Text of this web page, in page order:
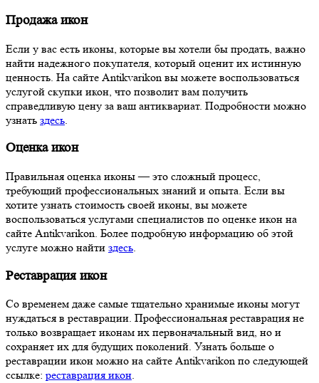
Продажа икон
Если у вас есть иконы, которые вы хотели бы продать, важно
найти надежного покупателя, который оценит их истинную
ценность. На сайте Antikvarikon вы можете воспользоваться
услугой скупки икон, что позволит вам получить
справедливую цену за ваш антиквариат. Подробности можно
узнать здесь
Оценка икон
Правильная оценка иконы — это сложный процесс,
требующий профессиональных знаний и опыта. Если вы
хотите узнать стоимость своей иконы, вы можете
воспользоваться услугами специалистов по оценке икон на
сайте Antikvarikon. Более подробную информацию об этой
услуге можно найти здесь.
Реставрация икон
Со временем даже самые тщательно хранимые иконы могут
нуждаться в реставрации. Профессиональная реставрация не
только возвращает иконам их первоначальный вид, но и
сохраняет их для будущих поколений. Узнать больше о
реставрации икон можно на сайте Antikvarikon по следующей
ссылке: реставрация икон.